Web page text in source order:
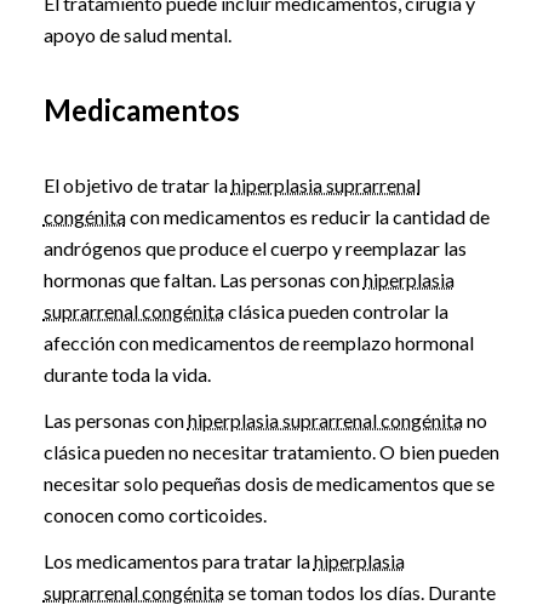
apoyo de salud mental.
Medicamentos
El objetivo de tratar lahiperplasia suprarrenal
congénitacon medicamentos es reducir la cantidad de
andrógenos que produce el cuerpo y reemplazar las
hormonas que faltan. Las personas conhiperplasia
suprarrenal congénitaclásica pueden controlar la
afección con medicamentos de reemplazo hormonal
durante toda la vida.
Las personas conhiperplasia suprarrenal congénitano
clásica pueden no necesitar tratamiento. O bien pueden
necesitar solo pequeñas dosis de medicamentos que se
conocen como corticoides.
Los medicamentos para tratar lahiperplasia
suprarrenal congénitase toman todos los días. Durante